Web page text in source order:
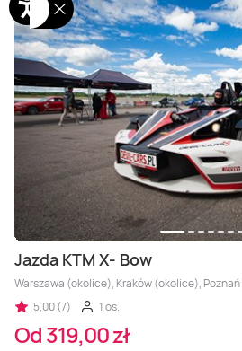
Jazda KTM X- Bow
Warszawa (okolice), Kraków (okolice),
5,00 (7)
1 os.
Od 319,00 zł